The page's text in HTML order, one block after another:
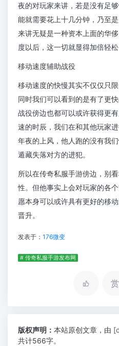
夜的对玩家来讲，若是没有足
能就需要花上十几分钟，乃至
来讲无疑是一种资本上面的华
度以后，这一切就显得加倍轻松
移动速度辅助战役
移动速度的快慢其实不仅仅只
同时我们可以看到的是有了更
战役傍边也都可以或许获得更
速的时辰，我们在和其他玩家
年夜的上风，他人跑的没有我
遁藏失落对方的进犯。
所以在传奇私服手游傍边，别
性。但他事实上会对玩家的各
愿本身可以或许具有更好的移
晋升。
发表于： 176微变
# 传奇私服手游发布网
赏
版权声明： 本站原创文章，由
共计566字。